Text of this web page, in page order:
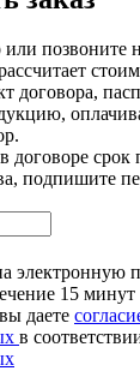
или позвоните
договора,
договоре срок
подпишите
электронную
15 минут
даете
в